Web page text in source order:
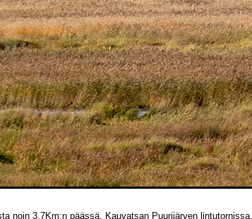
noin 3,7Km:n päässä, Kauvatsan Puurijärven